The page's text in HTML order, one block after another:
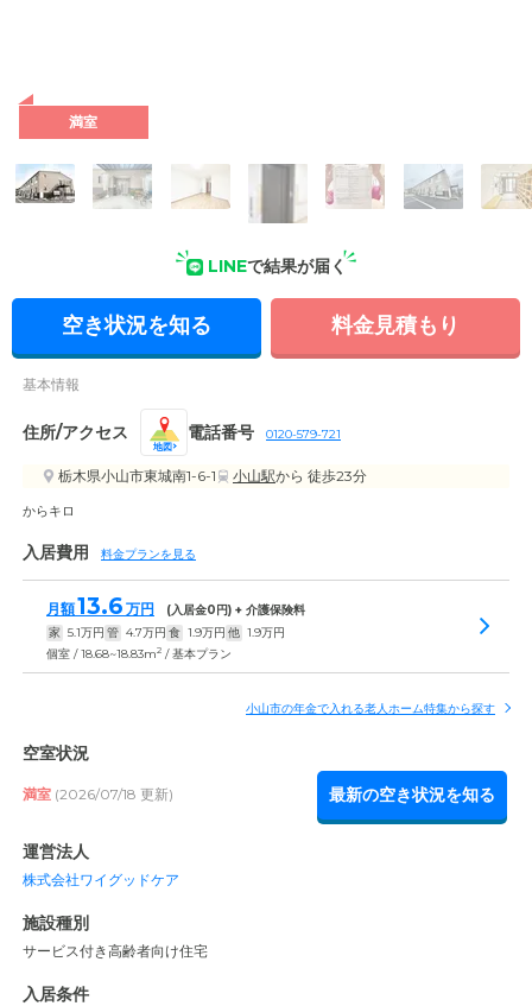
満室
LINEで結果が届く
空き状況を知る 料金見積もり
基本情報
住所/アクセス
地図
電話番号 0120-579-721
栃木県小山市東城南1-6-1 小山駅から 徒歩23分
からキロ
入居費用 料金プランを見る
月額13.6 万円 (入居金0円) + 介護保険料
家 5.1万円 管 4.7万円 食 1.9万円 他 1.9万円
個室 / 18.68~18.83m2 / 基本プラン
小山市の年金で入れる老人ホーム特集から探す
空室状況
満室 (2026/07/18 更新) 最新の空き状況を知る
運営法人
株式会社ワイグッドケア
施設種別
サービス付き高齢者向け住宅
入居条件